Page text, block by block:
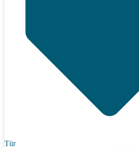
Tür